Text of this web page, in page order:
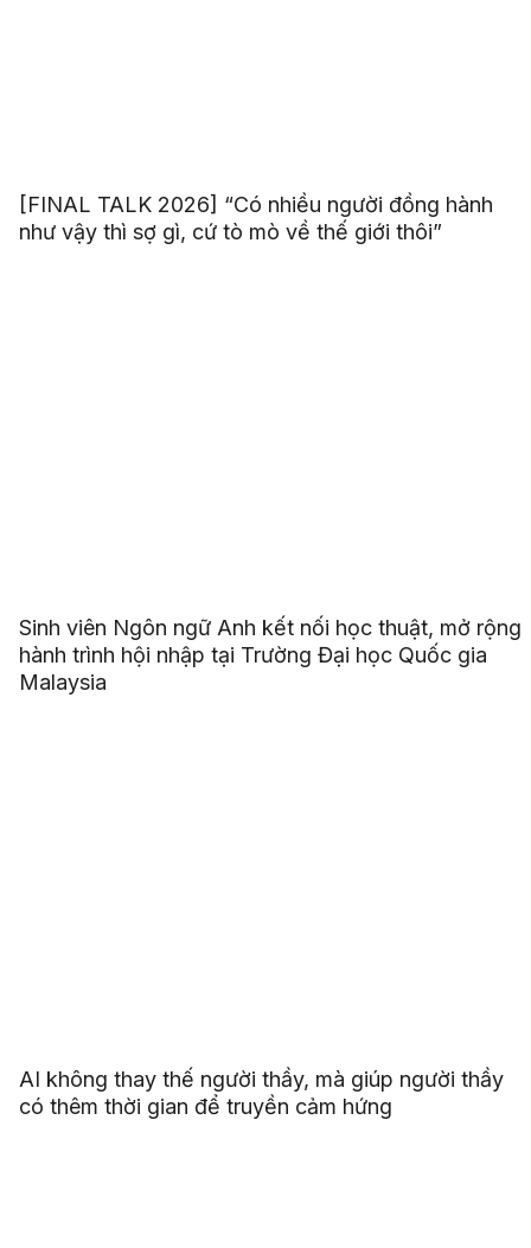
[FINAL TALK 2026] “Có nhiều người đồng hành
như vậy thì sợ gì, cứ tò mò về thế giới thôi”
Sinh viên Ngôn ngữ Anh kết nối học thuật, mở rộng
hành trình hội nhập tại Trường Đại học Quốc gia
Malaysia
AI không thay thế người thầy, mà giúp người thầy
có thêm thời gian để truyền cảm hứng